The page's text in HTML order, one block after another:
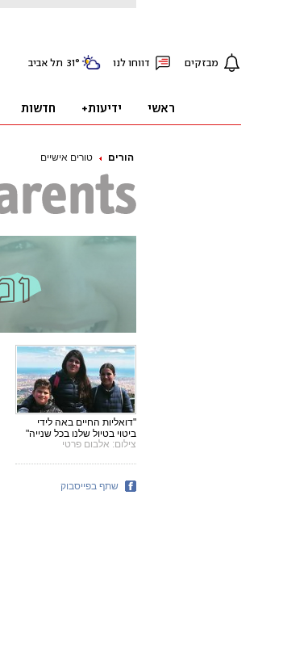
הורים טורים אישיים
"דואליות החיים באה לידי
ביטוי בטיול שלנו בכל שנייה"
צילום: אלבום פרטי
שתף בפייסבוק